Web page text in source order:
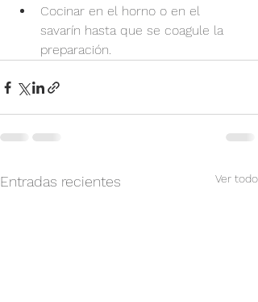
Cocinar en el horno o en el
savarín hasta que se coagule la
preparación.
Entradas recientes Ver todo